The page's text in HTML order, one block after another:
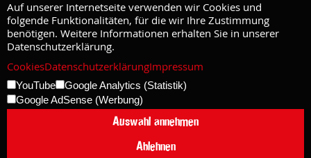
Auf unserer Internetseite verwenden wir Cookies und
folgende Funktionalitäten, für die wir Ihre Zustimmung
benötigen. Weitere Informationen erhalten Sie in unserer
Datenschutzerklärung.
CookiesDatenschutzerklärungImpressum
YouTube
Google Analytics (Statistik)
Google AdSense (Werbung)
Auswahl annehmen
Ablehnen